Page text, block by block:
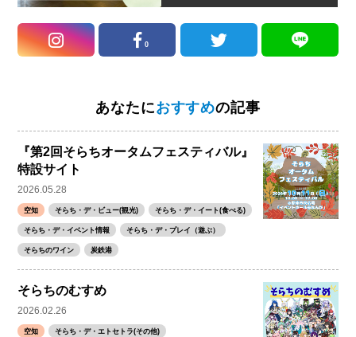
0
あなたにおすすめの記事
『第2回そらちオータムフェスティバル』
特設サイト
2026.05.28
空知 そらち・デ・ビュー(観光) そらち・デ・イート(食べる)
そらち・デ・イベント情報 そらち・デ・プレイ（遊ぶ）
そらちのワイン 炭鉄港
そらちのむすめ
2026.02.26
空知 そらち・デ・エトセトラ(その他)